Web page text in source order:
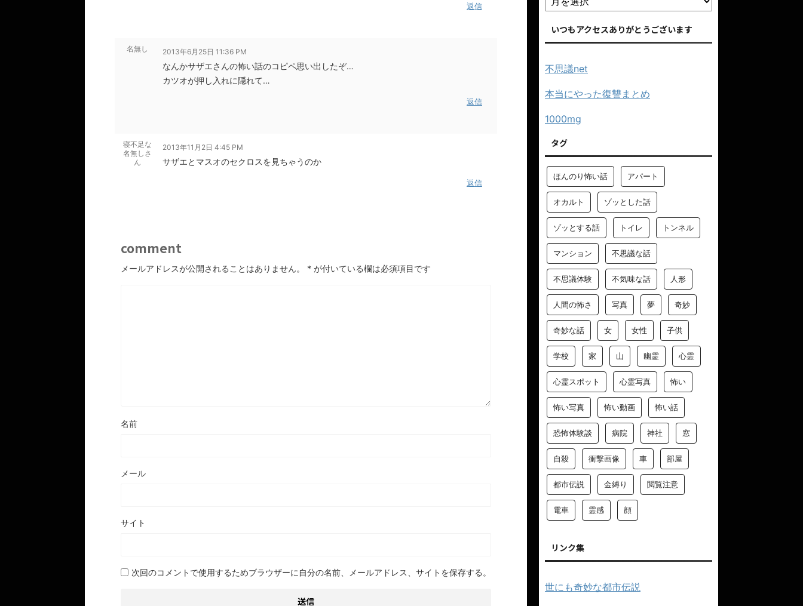
返信
名無し 2013年6月25日 11:36 PM
なんかサザエさんの怖い話のコピペ思い出したぞ…
カツオが押し入れに隠れて…
返信
寝不足な
名無しさ
ん
2013年11月2日 4:45 PM
サザエとマスオのセクロスを見ちゃうのか
返信
comment
メールアドレスが公開されることはありません。 * が付いている欄は必須項目です
名前
メール
サイト
次回のコメントで使用するためブラウザーに自分の名前、メールアドレス、サイトを保存する。
いつもアクセスありがとうございます
不思議net
本当にやった復讐まとめ
1000mg
タグ
ほんのり怖い話 アパート
オカルト ゾッとした話
ゾッとする話 トイレ トンネル
マンション 不思議な話
不思議体験 不気味な話 人形
人間の怖さ 写真 夢 奇妙
奇妙な話 女 女性 子供
学校 家 山 幽霊 心霊
心霊スポット 心霊写真 怖い
怖い写真 怖い動画 怖い話
恐怖体験談 病院 神社 窓
自殺 衝撃画像 車 部屋
都市伝説 金縛り 閲覧注意
電車 霊感 顔
リンク集
世にも奇妙な都市伝説